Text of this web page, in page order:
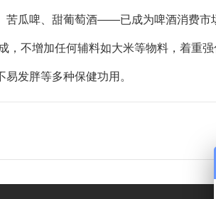
苦瓜啤、甜葡萄酒——已成为啤酒消费市
不增加任何辅料如大米等物料，着重
发胖等多种保健功用。